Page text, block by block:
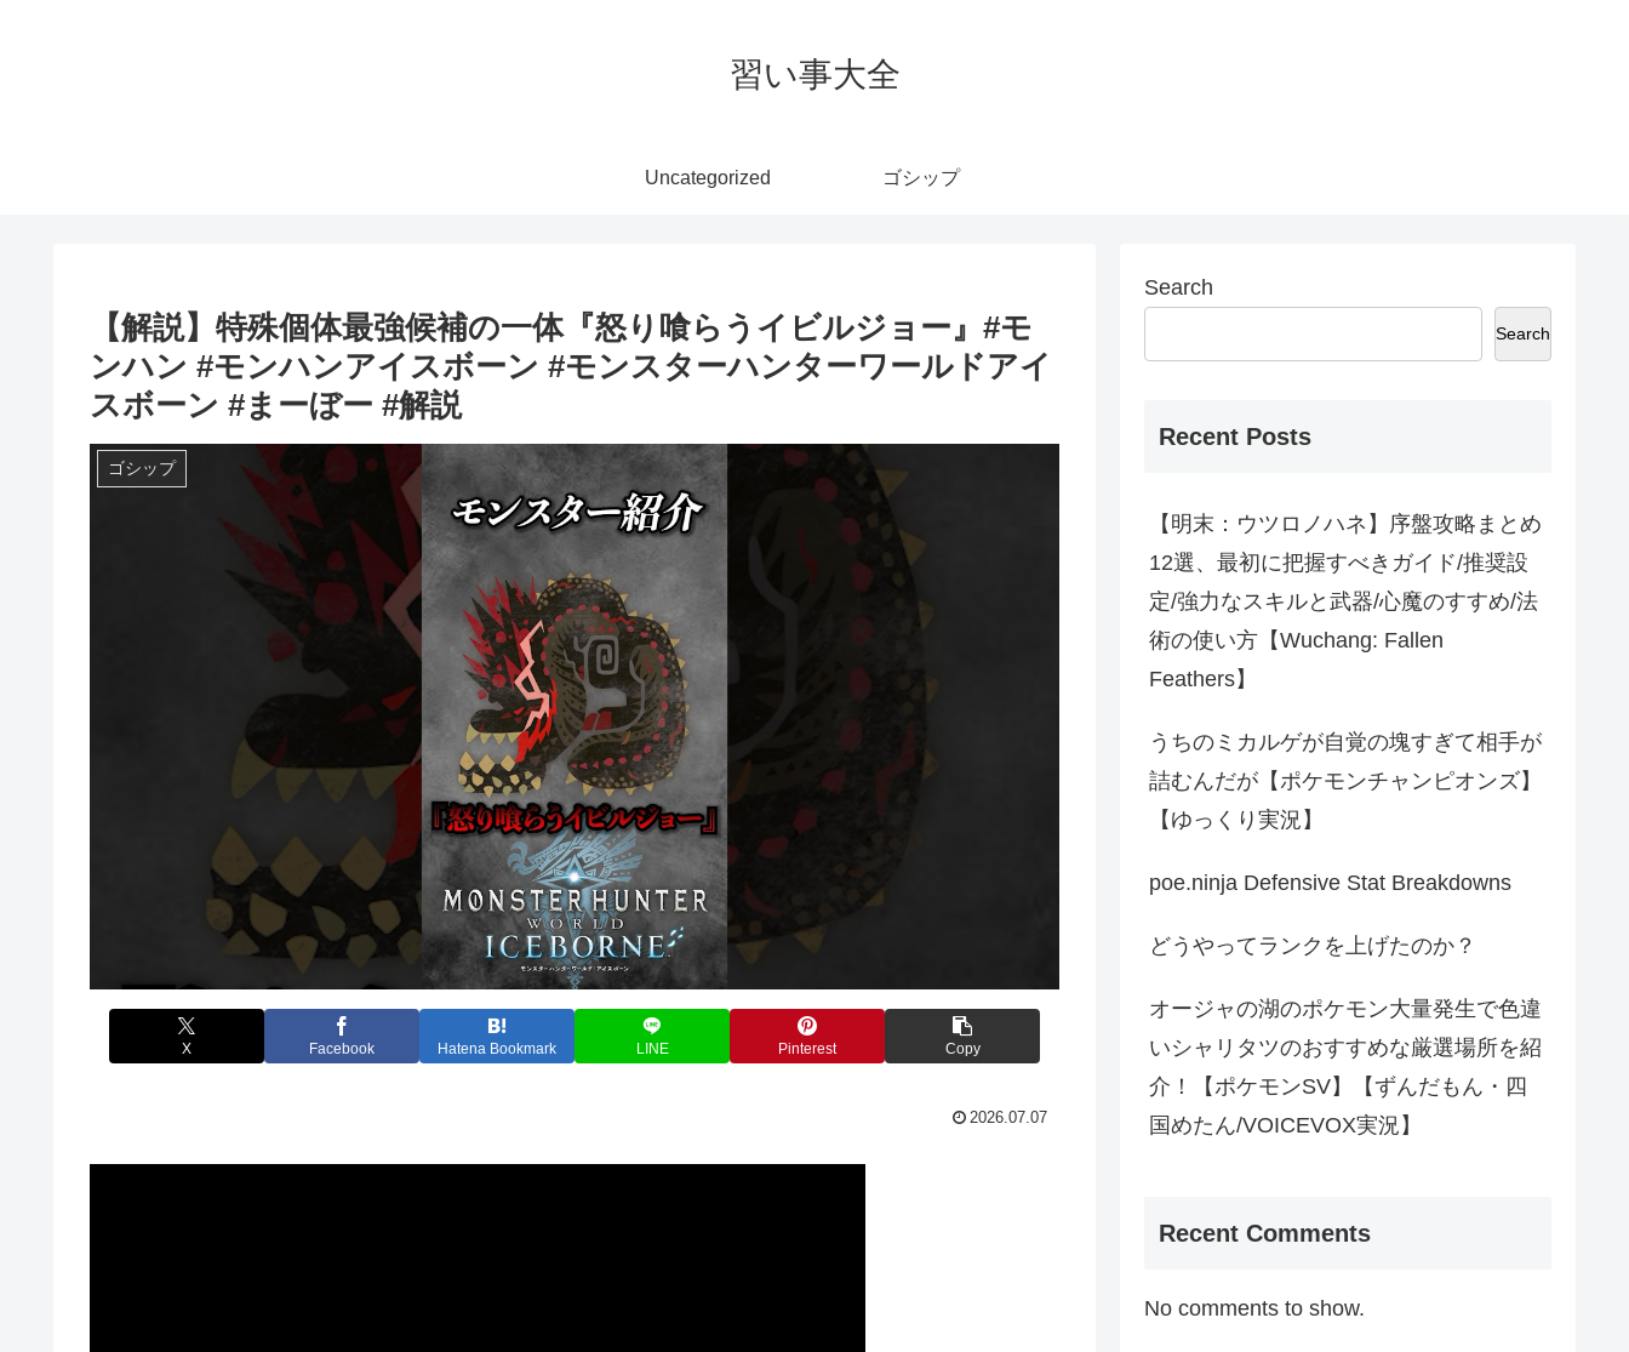
習い事大全
Uncategorized ゴシップ
【解説】特殊個体最強候補の一体『怒り喰らうイビルジョー』#モ
ンハン #モンハンアイスボーン #モンスターハンターワールドアイ
スボーン #まーぼー #解説
ゴシップ
X Facebook Hatena Bookmark LINE Pinterest Copy
2026.07.07
Search
Search
Recent Posts
【明末：ウツロノハネ】序盤攻略まとめ
12選、最初に把握すべきガイド/推奨設
定/強力なスキルと武器/心魔のすすめ/法
術の使い方【Wuchang: Fallen
Feathers】
うちのミカルゲが自覚の塊すぎて相手が
詰むんだが【ポケモンチャンピオンズ】
【ゆっくり実況】
poe.ninja Defensive Stat Breakdowns
どうやってランクを上げたのか？
オージャの湖のポケモン大量発生で色違
いシャリタツのおすすめな厳選場所を紹
介！【ポケモンSV】【ずんだもん・四
国めたん/VOICEVOX実況】
Recent Comments
No comments to show.